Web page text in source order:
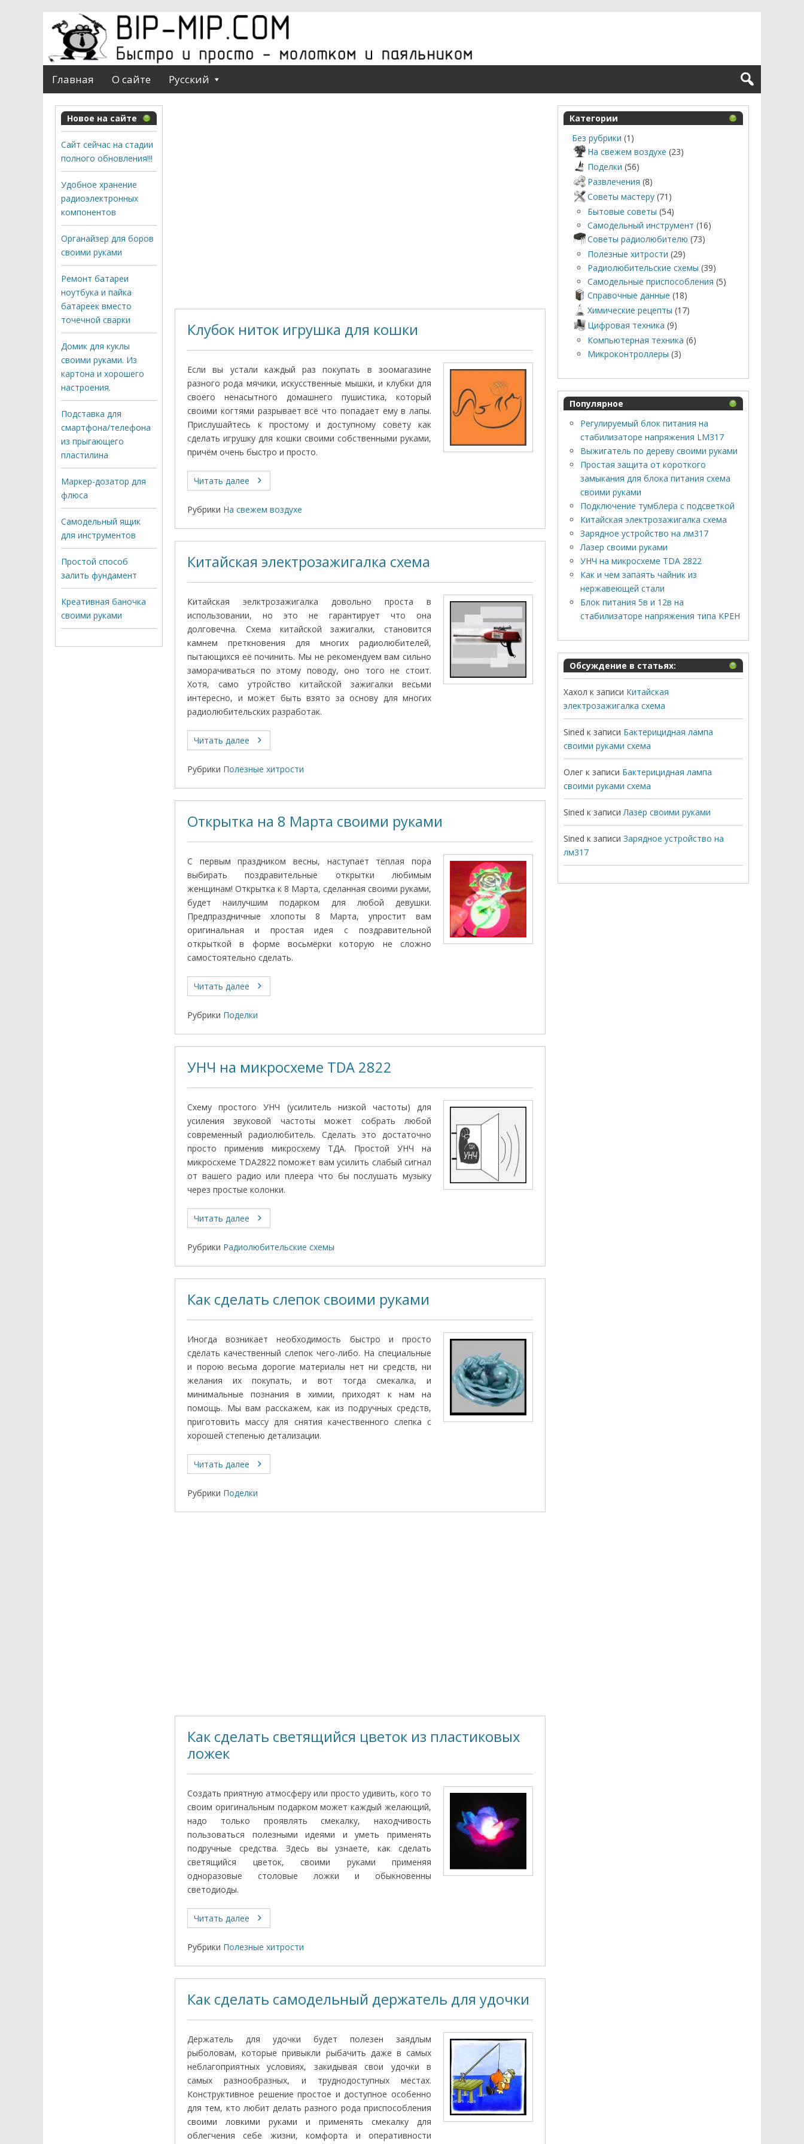
Главная О сайте Русский
Клубок ниток игрушка для кошки
Если вы устали каждый раз покупать в зоомагазине
разного рода мячики, искусственные мышки, и клубки для
своего ненасытного домашнего пушистика, который
своими когтями разрывает всё что попадает ему в лапы.
Прислушайтесь к простому и доступному совету как
сделать игрушку для кошки своими собственными руками,
причём очень быстро и просто.
Читать далее
Рубрики На свежем воздухе
Китайская электрозажигалка схема
Китайская эелктрозажигалка довольно проста в
использовании, но это не гарантирует что она
долговечна. Схема китайской зажигалки, становится
камнем преткновения для многих радиолюбителей,
пытающихся её починить. Мы не рекомендуем вам сильно
заморачиваться по этому поводу, оно того не стоит.
Хотя, само утройство китайской зажигалки весьми
интересно, и может быть взято за основу для многих
радиолюбительских разработак.
Читать далее
Рубрики Полезные хитрости
Открытка на 8 Марта своими руками
С первым праздником весны, наступает тёплая пора
выбирать поздравительные открытки любимым
женщинам! Открытка к 8 Марта, сделанная своими руками,
будет наилучшим подарком для любой девушки.
Предпраздничные хлопоты 8 Марта, упростит вам
оригинальная и простая идея с поздравительной
открыткой в форме восьмёрки которую не сложно
самостоятельно сделать.
Читать далее
Рубрики Поделки
УНЧ на микросхеме TDA 2822
Схему простого УНЧ (усилитель низкой частоты) для
усиления звуковой частоты может собрать любой
современный радиолюбитель. Сделать это достаточно
просто применив микросхему ТДА. Простой УНЧ на
микросхеме TDA2822 поможет вам усилить слабый сигнал
от вашего радио или плеера что бы послушать музыку
через простые колонки.
Читать далее
Рубрики Радиолюбительские схемы
Как сделать слепок своими руками
Иногда возникает необходимость быстро и просто
сделать качественный слепок чего-либо. На специальные
и порою весьма дорогие материалы нет ни средств, ни
желания их покупать, и вот тогда смекалка, и
минимальные познания в химии, приходят к нам на
помощь. Мы вам расскажем, как из подручных средств,
приготовить массу для снятия качественного слепка с
хорошей степенью детализации.
Читать далее
Рубрики Поделки
Как сделать светящийся цветок из пластиковых
ложек
Создать приятную атмосферу или просто удивить, кого то
своим оригинальным подарком может каждый желающий,
надо только проявлять смекалку, находчивость
пользоваться полезными идеями и уметь применять
подручные средства. Здесь вы узнаете, как сделать
светящийся цветок, своими руками применяя
одноразовые столовые ложки и обыкновенны
светодиоды.
Читать далее
Рубрики Полезные хитрости
Как сделать самодельный держатель для удочки
Держатель для удочки будет полезен заядлым
рыболовам, которые привыкли рыбачить даже в самых
неблагоприятных условиях, закидывая свои удочки в
самых разнообразных, и труднодоступных местах.
Конструктивное решение простое и доступное особенно
для тем, кто любит делать разного рода приспособления
своими ловкими руками и применять смекалку для
облегчения себе жизни, комфорта и оперативности
Категории
Без рубрики (1)
На свежем воздухе (23)
Поделки (56)
Развлечения (8)
Советы мастеру (71)
Бытовые советы (54)
Самодельный инструмент (16)
Советы радиолюбителю (73)
Полезные хитрости (29)
Радиолюбительские схемы (39)
Самодельные приспособления (5)
Справочные данные (18)
Химические рецепты (17)
Цифровая техника (9)
Компьютерная техника (6)
Микроконтроллеры (3)
Популярное
Регулируемый блок питания на
стабилизаторе напряжения LM317
Выжигатель по дереву своими руками
Простая защита от короткого
замыкания для блока питания схема
своими руками
Подключение тумблера с подсветкой
Китайская электрозажигалка схема
Зарядное устройство на лм317
Лазер своими руками
УНЧ на микросхеме TDA 2822
Как и чем запаять чайник из
нержавеющей стали
Блок питания 5в и 12в на
стабилизаторе напряжения типа КРЕН
Обсуждение в статьях:
Хахол к записи Китайская
электрозажигалка схема
Sined к записи Бактерицидная лампа
своими руками схема
Олег к записи Бактерицидная лампа
своими руками схема
Sined к записи Лазер своими руками
Sined к записи Зарядное устройство на
лм317
Новое на сайте
Сайт сейчас на стадии
полного обновления!!!
Удобное хранение
радиоэлектронных
компонентов
Органайзер для боров
своими руками
Ремонт батареи
ноутбука и пайка
батареек вместо
точечной сварки
Домик для куклы
своими руками. Из
картона и хорошего
настроения.
Подставка для
смартфона/телефона
из прыгающего
пластилина
Маркер-дозатор для
флюса
Самодельный ящик
для инструментов
Простой способ
залить фундамент
Креативная баночка
своими руками